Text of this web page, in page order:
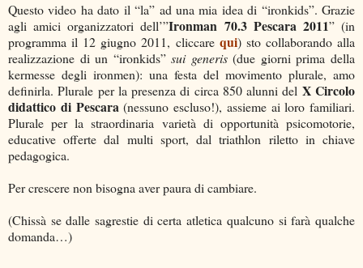
Questo video ha dato il “la” ad una mia idea di “ironkids”. Grazie
agli amici organizzatori dell’”Ironman 70.3 Pescara 2011” (in
programma il 12 giugno 2011, cliccare qui) sto collaborando alla
realizzazione di un “ironkids”sui generis(due giorni prima della
kermesse degli ironmen): una festa del movimento plurale, amo
definirla. Plurale per la presenza di circa 850 alunni del X Circolo
didattico di Pescara (nessuno escluso!), assieme ai loro familiari.
Plurale per la straordinaria varietà di opportunità psicomotorie,
educative offerte dal multi sport, dal triathlon riletto in chiave
pedagogica.
Per crescere non bisogna aver paura di cambiare.
(Chissà se dalle sagrestie di certa atletica qualcuno si farà qualche
domanda…)